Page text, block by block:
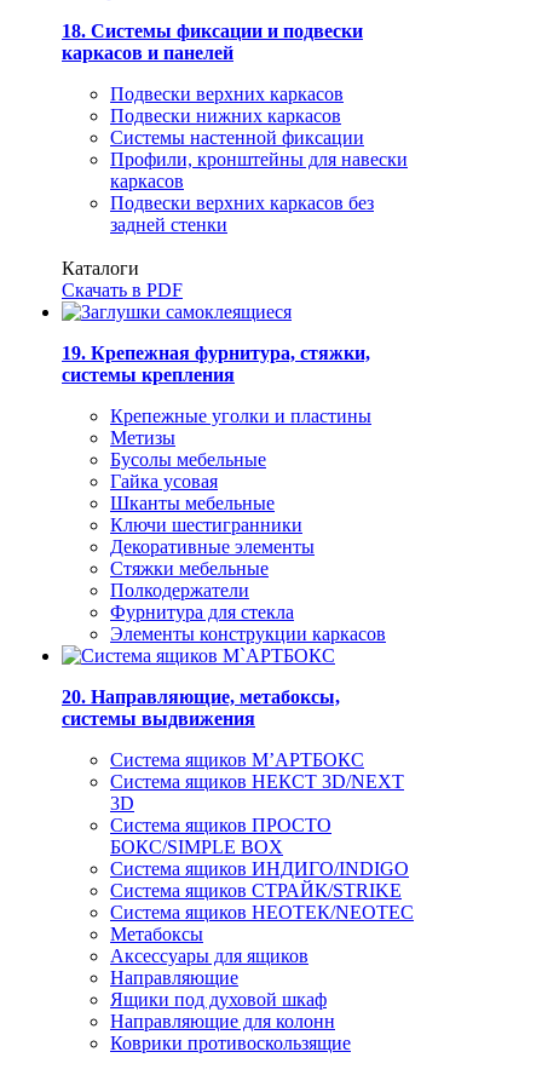
18. Системы фиксации и подвески
каркасов и панелей
Подвески верхних каркасов
Подвески нижних каркасов
Системы настенной фиксации
Профили, кронштейны для навески
каркасов
Подвески верхних каркасов без
задней стенки
Каталоги
Скачать в PDF
19. Крепежная фурнитура, стяжки,
системы крепления
Крепежные уголки и пластины
Метизы
Бусолы мебельные
Гайка усовая
Шканты мебельные
Ключи шестигранники
Декоративные элементы
Стяжки мебельные
Полкодержатели
Фурнитура для стекла
Элементы конструкции каркасов
20. Направляющие, метабоксы,
системы выдвижения
Система ящиков М’АРТБОКС
Система ящиков НЕКСТ 3D/NEXT
3D
Система ящиков ПРОСТО
БОКС/SIMPLE BOX
Система ящиков ИНДИГО/INDIGO
Система ящиков СТРАЙК/STRIKE
Система ящиков НЕОТЕК/NEOTEC
Метабоксы
Аксессуары для ящиков
Направляющие
Ящики под духовой шкаф
Направляющие для колонн
Коврики противоскользящие